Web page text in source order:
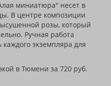
миниатюра" несет в
В центре композиции
розы, который
Ручная работа
каждого экземпляра для
в Тюмени за 720 руб.